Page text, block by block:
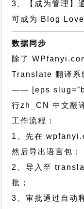
3、【成为管理】
可成为 Blog
数据同步
除了
Translate 翻译系
—— [eps
行zh_CN
中文翻
工作流程：
1、先在
然后导出语言包；
2、导入至
批；
3、审批通过自动